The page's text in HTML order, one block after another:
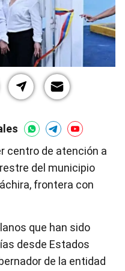
centro de atención a
del municipio
frontera con
que han sido
desde Estados
de la entidad